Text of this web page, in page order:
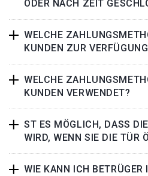
ODER NACH ZEIT
WELCHE
KUNDEN ZUR
WELCHE
KUNDEN VERWENDET?
ST ES MÖGLICH, DASS
WIRD, WENN SIE DIE TÜR
WIE KANN ICH BETRÜGER